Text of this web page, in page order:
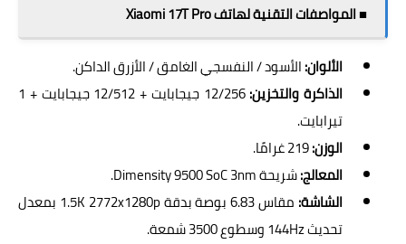
■ المواصفات التقنية لهاتف Xiaomi 17T Pro
الألوان:الأسود / النفسجي الغامق / الأزرق الداكن.
الذاكرة والتخزين:
12/256 جيجابايت + 12/512 جيجابايت + 1
تيرابايت.
الوزن:
المعالج:شريحة Dimensity 9500 SoC 3nm.
الشاشة:
مقاس 6.83 بوصة بدقة 1.5K 2772x1280p بمعدل
تحديث 144Hz وسطوع 3500 شمعة.